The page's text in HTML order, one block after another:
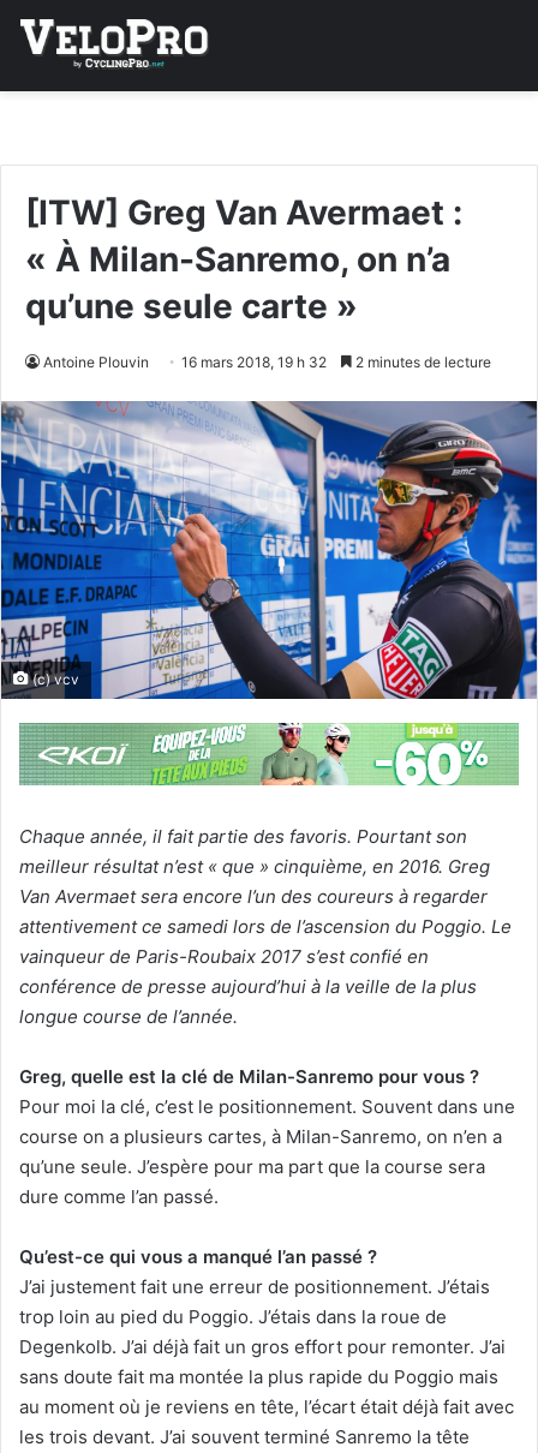
[ITW] Greg Van Avermaet :
« À Milan-Sanremo, on n’a
qu’une seule carte »
Antoine Plouvin 16 mars 2018, 19 h 32 2 minutes de lecture
(c) vcv
Chaque année, il fait partie des favoris. Pourtant son
meilleur résultat n’est « que » cinquième, en 2016. Greg
Van Avermaet sera encore l’un des coureurs à regarder
attentivement ce samedi lors de l’ascension du Poggio. Le
vainqueur de Paris-Roubaix 2017 s’est confié en
conférence de presse aujourd’hui à la veille de la plus
longue course de l’année.
Greg, quelle est la clé de Milan-Sanremo pour vous ?
Pour moi la clé, c’est le positionnement. Souvent dans une
course on a plusieurs cartes, à Milan-Sanremo, on n’en a
qu’une seule. J’espère pour ma part que la course sera
dure comme l’an passé.
Qu’est-ce qui vous a manqué l’an passé ?
J’ai justement fait une erreur de positionnement. J’étais
trop loin au pied du Poggio. J’étais dans la roue de
Degenkolb. J’ai déjà fait un gros effort pour remonter. J’ai
sans doute fait ma montée la plus rapide du Poggio mais
au moment où je reviens en tête, l’écart était déjà fait avec
les trois devant. J’ai souvent terminé Sanremo la tête